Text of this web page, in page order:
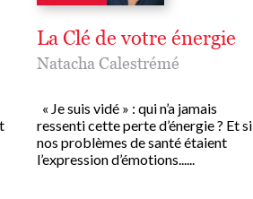
La Clé de votre énergie
Natacha Calestrémé
« Je suis vidé » : qui n’a jamais
ressenti cette perte d’énergie ? Et si
nos problèmes de santé étaient
l’expression d’émotions......